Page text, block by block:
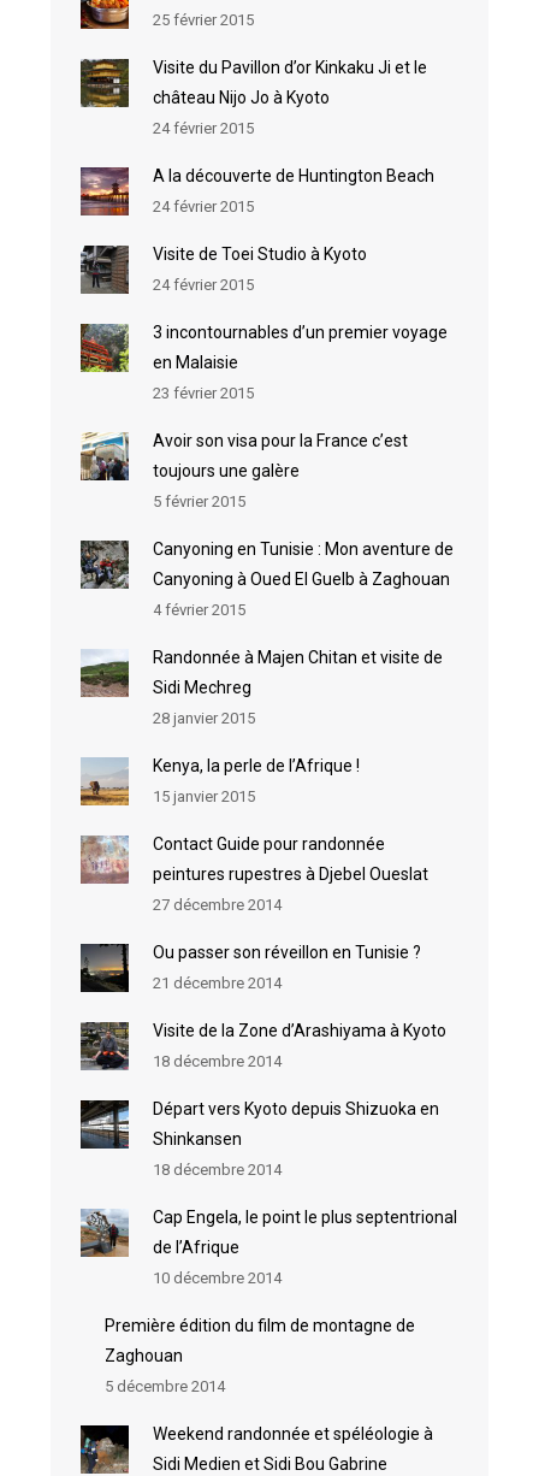
25 février 2015
Visite du Pavillon d’or Kinkaku Ji et le
château Nijo Jo à Kyoto
24 février 2015
A la découverte de Huntington Beach
24 février 2015
Visite de Toei Studio à Kyoto
24 février 2015
3 incontournables d’un premier voyage
en Malaisie
23 février 2015
Avoir son visa pour la France c’est
toujours une galère
5 février 2015
Canyoning en Tunisie : Mon aventure de
Canyoning à Oued El Guelb à Zaghouan
4 février 2015
Randonnée à Majen Chitan et visite de
Sidi Mechreg
28 janvier 2015
Kenya, la perle de l’Afrique !
15 janvier 2015
Contact Guide pour randonnée
peintures rupestres à Djebel Oueslat
27 décembre 2014
Ou passer son réveillon en Tunisie ?
21 décembre 2014
Visite de la Zone d’Arashiyama à Kyoto
18 décembre 2014
Départ vers Kyoto depuis Shizuoka en
Shinkansen
18 décembre 2014
Cap Engela, le point le plus septentrional
de l’Afrique
10 décembre 2014
Première édition du film de montagne de
Zaghouan
5 décembre 2014
Weekend randonnée et spéléologie à
Sidi Medien et Sidi Bou Gabrine